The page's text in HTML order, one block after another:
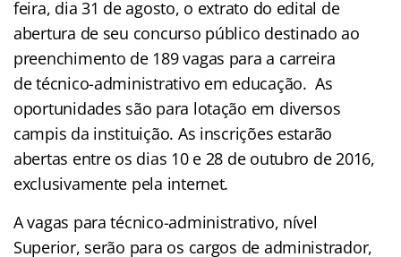
feira, dia 31 de agosto, o extrato do edital de
abertura de seu concurso público destinado ao
preenchimento de 189 vagas para a carreira
de técnico-administrativo em educação. As
oportunidades são para lotação em diversos
campis da instituição. As inscrições estarão
abertas entre os dias 10 e 28 de outubro de 2016,
exclusivamente pela internet.
A vagas para técnico-administrativo, nível
Superior, serão para os cargos de administrador,